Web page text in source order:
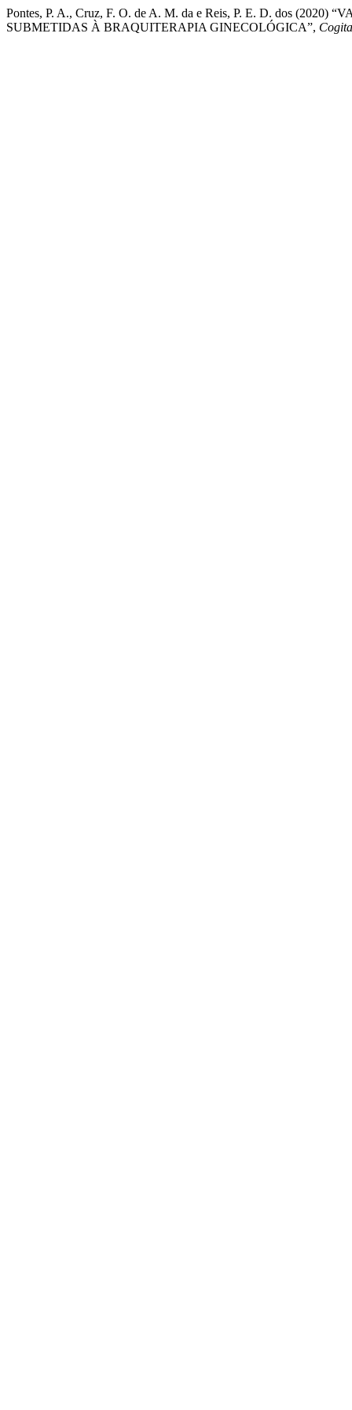
Pontes, P. A., Cruz, F. O. de A. M. da e Reis, P. E. D. dos
SUBMETIDAS À BRAQUITERAPIA GINECOLÓGICA”,